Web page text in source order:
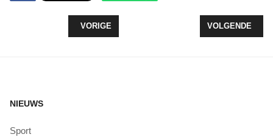
VORIG ARTIKEL: NIEUW SEIZOEN VOOR
VORIGE VOLGENDE
VOLGENDE
NIEUWS
Sport